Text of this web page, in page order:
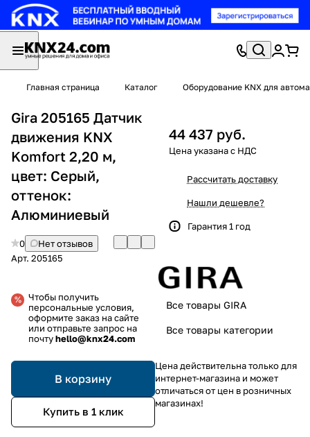
Главная страница Каталог Оборудование KNX для
Gira 205165 Датчик
движения KNX
Komfort 2,20 м,
цвет: Серый,
оттенок:
Алюминиевый
0
Нет отзывов
Арт. 205165
Чтобы получить
персональные условия,
оформите заказ на сайте
или отправьте запрос на
почтуhello@knx24.com
В корзину
Купить в 1 клик
44 437 руб.
Рассчитать доставку
Нашли дешевле?
Гарантия 1 год
Все товары GIRA
Все товары категории
Цена действительна только для
интернет-магазина и может
отличаться от цен в розничных
магазинах!